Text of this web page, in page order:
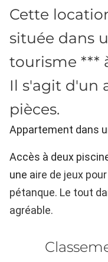
Cette
située dans
tourisme ***
Il s'agit d'un
pièces.
Appartement dans
Accès à deux
une aire de jeux
pétanque. Le tout
agréable.